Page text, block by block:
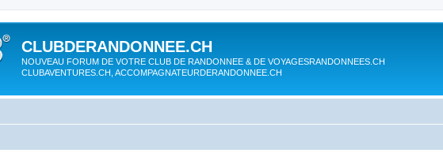
CLUBDERANDONNEE.CH
NOUVEAU FORUM DE VOTRE CLUB DE RANDONNEE & DE VOYAGESRANDONNEES.CH
CLUBAVENTURES.CH, ACCOMPAGNATEURDERANDONNEE.CH